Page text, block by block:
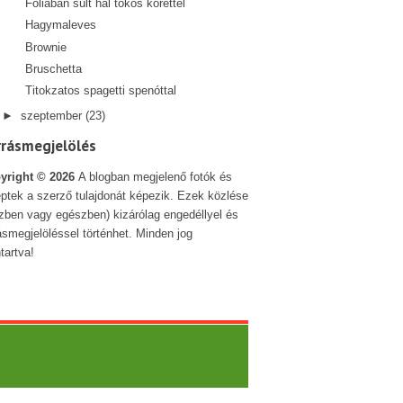
Fóliában sült hal tökös körettel
Hagymaleves
Brownie
Bruschetta
Titokzatos spagetti spenóttal
► szeptember (23)
© 2026 A blogban megjelenő fotók és
a szerző tulajdonát képezik. Ezek közlése
vagy egészben) kizárólag engedéllyel és
történhet. Minden jog